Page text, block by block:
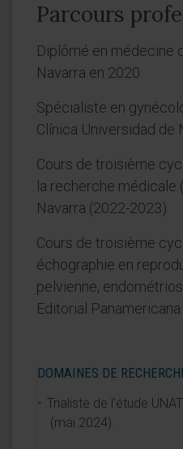
Parcours
Diplômé en médecine
Navarra en 2020.
Spécialiste en
Clínica Universidad de
Cours de troisième
la recherche médicale
Navarra (2022-2023).
Cours de troisième
échographie en
pelvienne,
Editorial
DOMAINES DE
Trialiste de l’étude
(mai 2024).